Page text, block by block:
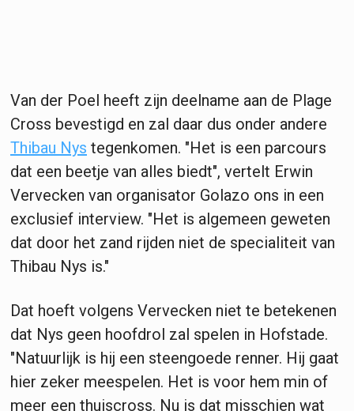
Van der Poel heeft zijn deelname aan de Plage
Cross bevestigd en zal daar dus onder andere
Thibau Nys tegenkomen. "Het is een parcours
dat een beetje van alles biedt", vertelt Erwin
Vervecken van organisator Golazo ons in een
exclusief interview. "Het is algemeen geweten
dat door het zand rijden niet de specialiteit van
Thibau Nys is."
Dat hoeft volgens Vervecken niet te betekenen
dat Nys geen hoofdrol zal spelen in Hofstade.
"Natuurlijk is hij een steengoede renner. Hij gaat
hier zeker meespelen. Het is voor hem min of
meer een thuiscross. Nu is dat misschien wat